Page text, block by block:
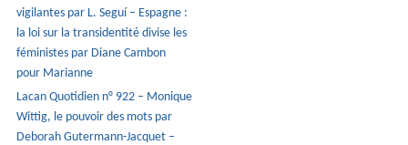
vigilantes par L. Seguí – Espagne :
la loi sur la transidentité divise les
féministes par Diane Cambon
pour Marianne
Lacan Quotidien n° 922 – Monique
Wittig, le pouvoir des mots par
Deborah Gutermann-Jacquet –